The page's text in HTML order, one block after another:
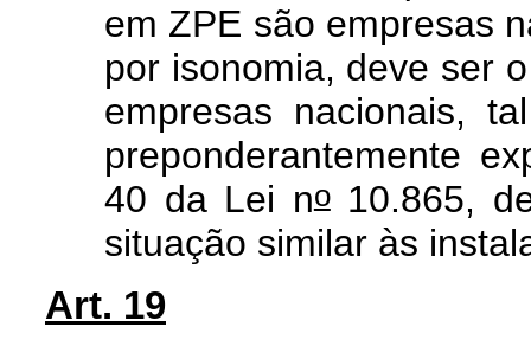
em ZPE são empresas
por isonomia, deve ser
empresas nacionais,
preponderantemente
40 da Lei no10.865,
situação similar às
Art. 19